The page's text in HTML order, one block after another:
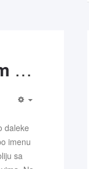
Povezani molitvom - BC Zagreb
daleke
imenu
sa